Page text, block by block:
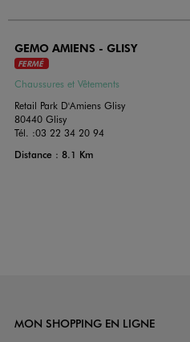
GEMO AMIENS - GLISY
FERMÉ
Chaussures et Vêtements
Retail Park D'Amiens Glisy
80440 Glisy
Tél. :03 22 34 20 94
Distance : 8.1 Km
MON SHOPPING EN LIGNE